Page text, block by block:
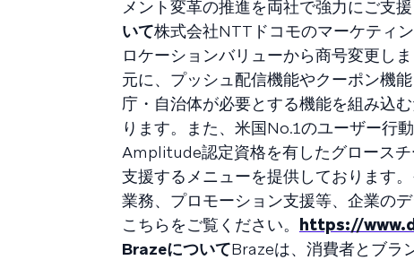
メント変革の推進を両社で強力にご支
いて株式会社NTTドコモのマーケティ
ロケーションバリューから商号変更し
元に、プッシュ配信機能やクーポン機
庁・自治体が必要とする機能を組み込
ります。また、米国No.1のユーザー行
Amplitude認定資格を有したグロース
支援するメニューを提供しております
業務、プロモーション支援等、企業の
こちらをご覧ください。 https://
BrazeについてBrazeは、消費者とブラ